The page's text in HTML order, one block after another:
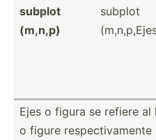
subplot
(m,n,p)
subplot
Ejes o figura se refiere
o figure respec­tiv­amente